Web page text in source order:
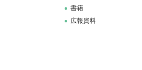
書籍
広報資料